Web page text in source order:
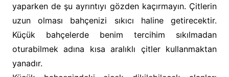
yaparken de şu ayrıntıyı gözden kaçırmayın. Çitlerin
uzun olması bahçenizi sıkıcı haline getirecektir.
Küçük bahçelerde benim tercihim sıkılmadan
oturabilmek adına kısa aralıklı çitler kullanmaktan
yanadır.